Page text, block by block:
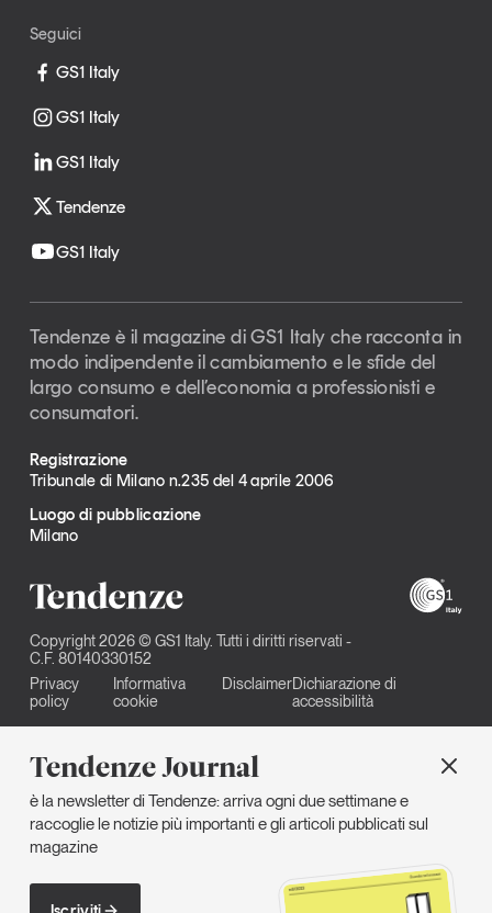
Tendenze Journal
è la newsletter di Tendenze: arriva ogni due settimane e
raccoglie le notizie più importanti e gli articoli pubblicati sul
magazine
Seguici
GS1 Italy
GS1 Italy
GS1 Italy
Tendenze
GS1 Italy
Tendenze è il magazine di GS1 Italy che racconta in
modo indipendente il cambiamento e le sfide del
largo consumo e dell’economia a professionisti e
consumatori.
Registrazione
Tribunale di Milano n.235 del 4 aprile 2006
Luogo di pubblicazione
Milano
Copyright 2026 © GS1 Italy. Tutti i diritti riservati -
C.F. 80140330152
Privacy
policy
Informativa
cookie
DisclaimerDichiarazione di
accessibilità